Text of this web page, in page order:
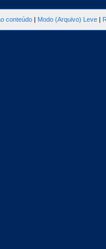
conteúdo | Modo (Arquivo) Leve |